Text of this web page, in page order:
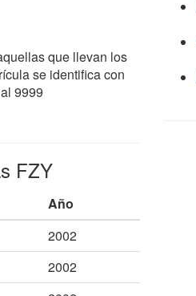
que llevan los
se identifica con
9999
FZY
Año
2002
2002